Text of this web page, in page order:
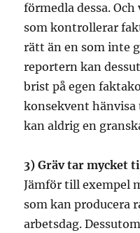
förmedla dessa.
som kontrollerar
rätt än en som inte
reportern kan
brist på egen
konsekvent hänvisa
kan aldrig en
3) Gräv tar mycket
Jämför till exempel
som kan producera
arbetsdag.